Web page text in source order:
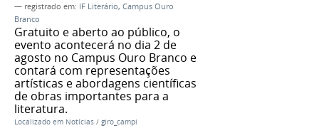
— registrado em: IF Literário, Campus Ouro
Branco
Gratuito e aberto ao público, o
evento acontecerá no dia 2 de
agosto no Campus Ouro Branco e
contará com representações
artísticas e abordagens científicas
de obras importantes para a
literatura.
Localizado em Notícias / giro_campi